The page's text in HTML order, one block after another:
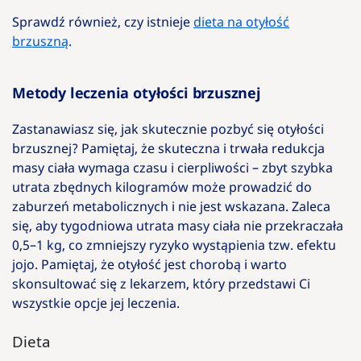
Sprawdź również, czy istnieje dieta na otyłość
brzuszną.
Metody leczenia otyłości brzusznej
Zastanawiasz się, jak skutecznie pozbyć się otyłości
brzusznej? Pamiętaj, że skuteczna i trwała redukcja
masy ciała wymaga czasu i cierpliwości – zbyt szybka
utrata zbędnych kilogramów może prowadzić do
zaburzeń metabolicznych i nie jest wskazana. Zaleca
się, aby tygodniowa utrata masy ciała nie przekraczała
0,5–1 kg, co zmniejszy ryzyko wystąpienia tzw. efektu
jojo. Pamiętaj, że otyłość jest chorobą i warto
skonsultować się z lekarzem, który przedstawi Ci
wszystkie opcje jej leczenia.
Dieta